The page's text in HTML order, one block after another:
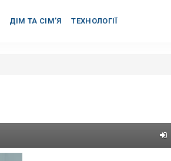
ДІМ ТА СІМ’Я ТЕХНОЛОГІЇ